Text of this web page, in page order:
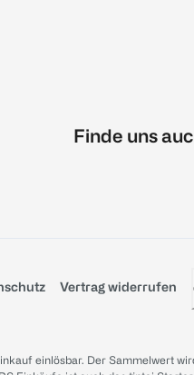
Finde uns
Vertrag widerrufen
einlösbar. Der Sammelwert